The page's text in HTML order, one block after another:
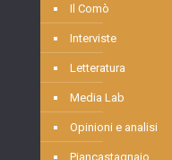
Il Comò
Interviste
Letteratura
Media Lab
Opinioni e analisi
Piancastagnaio